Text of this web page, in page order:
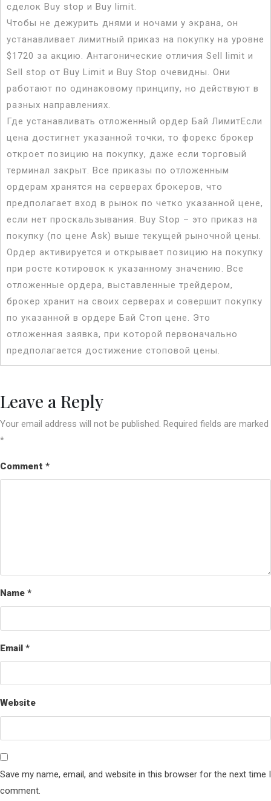
сделок Buy stop и Buy limit.
Чтобы не дежурить днями и ночами у экрана, он
устанавливает лимитный приказ на покупку на уровне
$1720 за акцию. Антагонические отличия Sell limit и
Sell stop от Buy Limit и Buy Stop очевидны. Они
работают по одинаковому принципу, но действуют в
разных направлениях.
Где устанавливать отложенный ордер Бай ЛимитЕсли
цена достигнет указанной точки, то форекс брокер
откроет позицию на покупку, даже если торговый
терминал закрыт. Все приказы по отложенным
ордерам хранятся на серверах брокеров, что
предполагает вход в рынок по четко указанной цене,
если нет проскальзывания. Buy Stop – это приказ на
покупку (по цене Ask) выше текущей рыночной цены.
Ордер активируется и открывает позицию на покупку
при росте котировок к указанному значению. Все
отложенные ордера, выставленные трейдером,
брокер хранит на своих серверах и совершит покупку
по указанной в ордере Бай Стоп цене. Это
отложенная заявка, при которой первоначально
предполагается достижение стоповой цены.
Leave a Reply
Your email address will not be published. Required fields are marked
*
Comment *
Name *
Email *
Website
Save my name, email, and website in this browser for the next time I
comment.